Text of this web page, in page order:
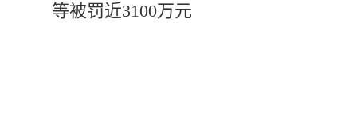
等被罚近3100万元